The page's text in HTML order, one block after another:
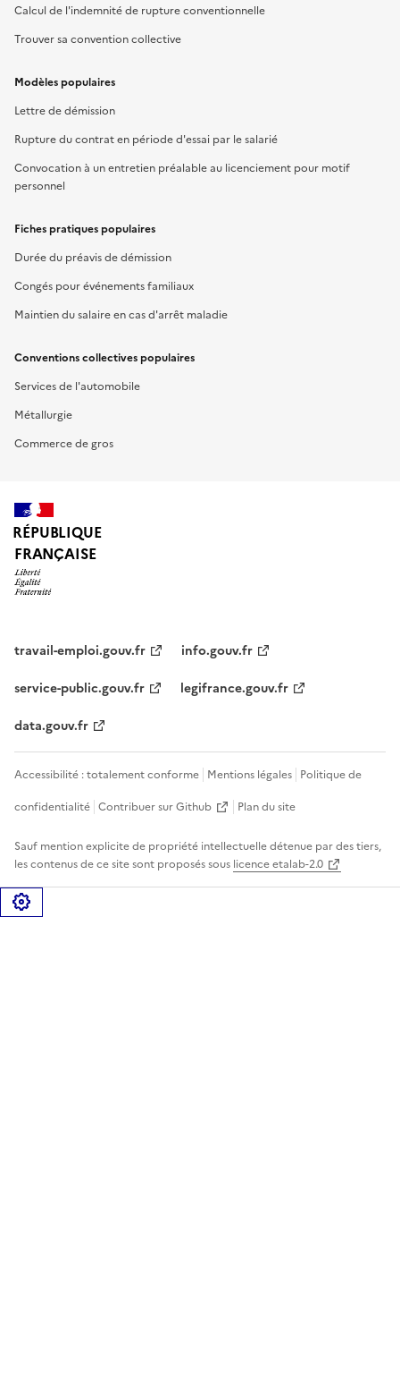
Calcul de l'indemnité de rupture conventionnelle
Trouver sa convention collective
Modèles populaires
Lettre de démission
Rupture du contrat en période d'essai par le salarié
Convocation à un entretien préalable au licenciement pour motif
personnel
Fiches pratiques populaires
Durée du préavis de démission
Congés pour événements familiaux
Maintien du salaire en cas d'arrêt maladie
Conventions collectives populaires
Services de l'automobile
Métallurgie
Commerce de gros
RÉPUBLIQUE
FRANÇAISE
travail-emploi.gouv.fr
info.gouv.fr
service-public.gouv.fr
legifrance.gouv.fr
data.gouv.fr
Accessibilité : totalement conforme Mentions légales Politique de
confidentialité Contribuer sur Github Plan du site
Sauf mention explicite de propriété intellectuelle détenue par des tiers,
les contenus de ce site sont proposés sous licence etalab-2.0
Gérer les cookies